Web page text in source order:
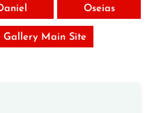
Oseias
Gallery Main Site